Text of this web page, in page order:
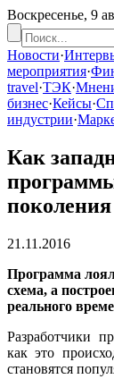
Воскресенье, 9
Новости·
мероприятия·
travel·ТЭК·
бизнес·Кейсы·
индустрии·
Как
поколения
21.11.2016
Программа
схема, а
реального
Разработчики
как это
становятся